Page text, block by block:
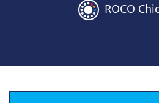
ROCO